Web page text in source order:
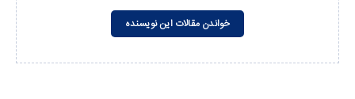
خواندن مقالات این نویسنده